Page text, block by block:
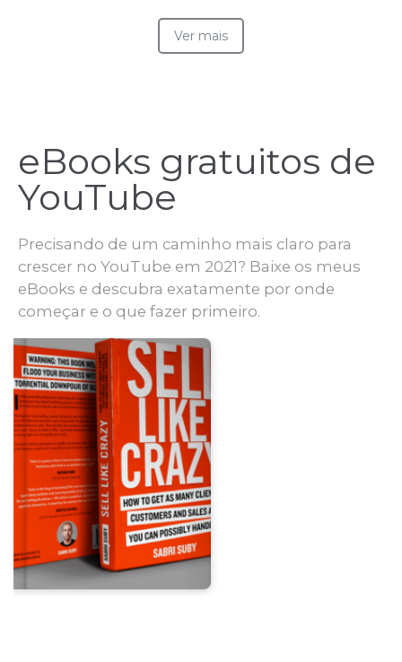
Ver mais
eBooks gratuitos de
YouTube
Precisando de um caminho mais claro para
crescer no YouTube em 2021? Baixe os meus
eBooks e descubra exatamente por onde
começar e o que fazer primeiro.